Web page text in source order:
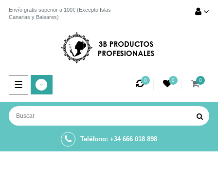
Envío gratis superior a 100€ (Excepto Islas
Canarias y Baleares)
Navegación
de
palanca
☰ 0 0 0
Teléfono: +34 666 018 898